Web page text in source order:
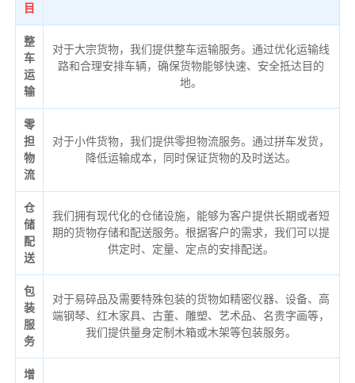
目
整
车
运
输
对于大宗货物，我们提供整车运输服务。通过优化运输线
路和合理安排车辆，确保货物能够快速、安全抵达目的
地。
零
担
物
流
对于小件货物，我们提供零担物流服务。通过拼车发货，
降低运输成本，同时保证货物的及时送达。
仓
储
配
送
我们拥有现代化的仓储设施，能够为客户提供长期或者短
期的货物存储和配送服务。根据客户的需求，我们可以提
供定时、定量、定点的安排配送。
包
装
服
务
对于易碎品及需要特殊包装的货物如精密仪器、设备、高
端钢琴、红木家具、古董、雕塑、艺术品、名贵字画等，
我们提供量身定制木箱或木架等包装服务。
增